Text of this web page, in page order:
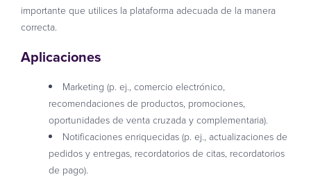
importante que utilices la plataforma adecuada de la manera
correcta.
Aplicaciones
Marketing (p. ej., comercio electrónico,
recomendaciones de productos, promociones,
oportunidades de venta cruzada y complementaria).
Notificaciones enriquecidas (p. ej., actualizaciones de
pedidos y entregas, recordatorios de citas, recordatorios
de pago).